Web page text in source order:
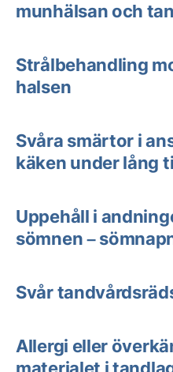
munhälsan och
Strålbehandling
halsen
Svåra smärtor i
käken under lång
Uppehåll i
sömnen –
Svår
Allergi eller